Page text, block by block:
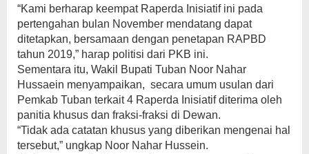
“Kami berharap keempat Raperda Inisiatif ini pada
pertengahan bulan November mendatang dapat
ditetapkan, bersamaan dengan penetapan RAPBD
tahun 2019,” harap politisi dari PKB ini.
Sementara itu, Wakil Bupati Tuban Noor Nahar
Hussaein menyampaikan, secara umum usulan dari
Pemkab Tuban terkait 4 Raperda Inisiatif diterima oleh
panitia khusus dan fraksi-fraksi di Dewan.
“Tidak ada catatan khusus yang diberikan mengenai hal
tersebut,” ungkap Noor Nahar Hussein.